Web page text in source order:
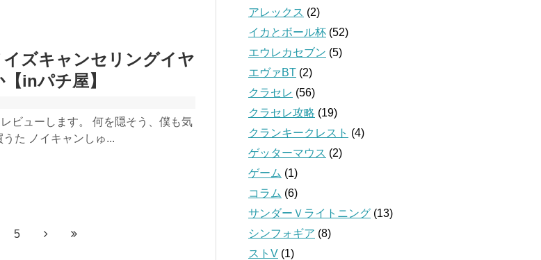
イズキャンセリングイヤ
inパチ屋】
ビューします。 何を隠そう、僕も気
た ノイキャンしゅ...
5
アレックス (2)
イカとボール杯 (52)
エウレカセブン (5)
エヴァBT (2)
クラセレ (56)
クラセレ攻略 (19)
クランキークレスト (4)
ゲッターマウス (2)
ゲーム (1)
コラム (6)
サンダーＶライトニング (13)
シンフォギア (8)
ストV (1)